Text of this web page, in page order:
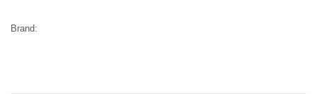
Brand: